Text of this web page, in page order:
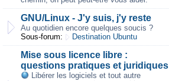
GNU/Linux - J'y suis, j'y reste
Au quotidien encore quelques soucis ?
Sous-forum:
Destination Ubuntu
Mise sous licence libre :
questions pratiques et juridiques
Libérer les logiciels et tout autre